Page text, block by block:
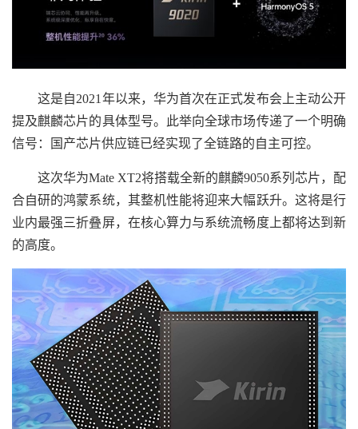
这是自2021年以来，华为首次在正式发布会上主动公开
提及麒麟芯片的具体型号。此举向全球市场传递了一个明确
信号：国产芯片供应链已经实现了全链路的自主可控。
这次华为Mate XT2将搭载全新的麒麟9050系列芯片，配
合自研的鸿蒙系统，其整机性能将迎来大幅跃升。这将是行
业内最强三折叠屏，在核心算力与系统流畅度上都将达到新
的高度。